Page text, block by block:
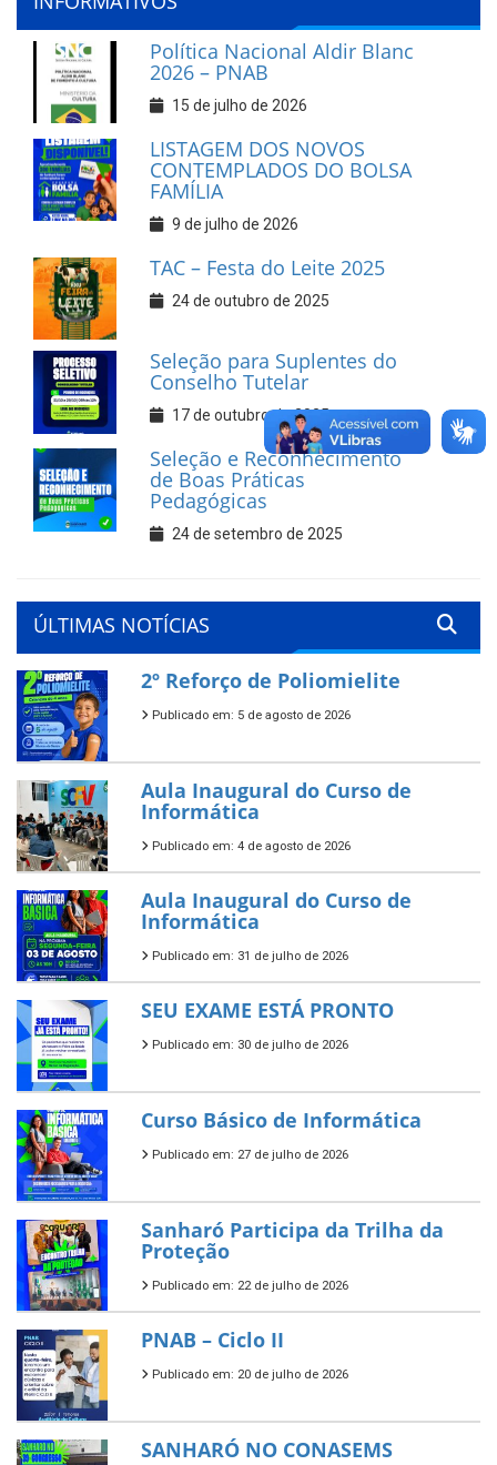
Política Nacional Aldir Blanc
2026 – PNAB
15 de julho de 2026
LISTAGEM DOS NOVOS
CONTEMPLADOS DO BOLSA
FAMÍLIA
9 de julho de 2026
TAC – Festa do Leite 2025
24 de outubro de 2025
Seleção para Suplentes do
Conselho Tutelar
17 de outubro de 2025
Seleção e Reconhecimento
de Boas Práticas
Pedagógicas
24 de setembro de 2025
ÚLTIMAS NOTÍCIAS
2º Reforço de Poliomielite
Publicado em: 5 de agosto de 2026
Aula Inaugural do Curso de
Informática
Publicado em: 4 de agosto de 2026
Aula Inaugural do Curso de
Informática
Publicado em: 31 de julho de 2026
SEU EXAME ESTÁ PRONTO
Publicado em: 30 de julho de 2026
Curso Básico de Informática
Publicado em: 27 de julho de 2026
Sanharó Participa da Trilha da
Proteção
Publicado em: 22 de julho de 2026
PNAB – Ciclo II
Publicado em: 20 de julho de 2026
SANHARÓ NO CONASEMS